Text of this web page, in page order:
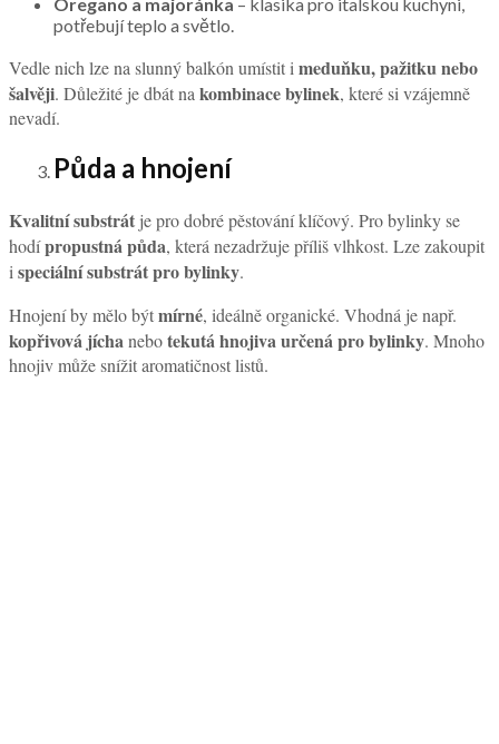
potřebují teplo a světlo.
Vedle nich lze na slunný balkón umístit imeduňku, pažitku nebo
šalvěji. Důležité je dbát nakombinace bylinek, které si vzájemně
nevadí.
Půda a hnojení
Kvalitní substrát je pro dobré pěstování klíčový. Pro bylinky se
hodípropustná půda, která nezadržuje příliš vlhkost. Lze zakoupit
i speciální substrát pro bylinky.
Hnojení by mělo býtmírné, ideálně organické. Vhodná je např.
kopřivová jíchanebotekutá hnojiva určená pro bylinky. Mnoho
hnojiv může snížit aromatičnost listů.